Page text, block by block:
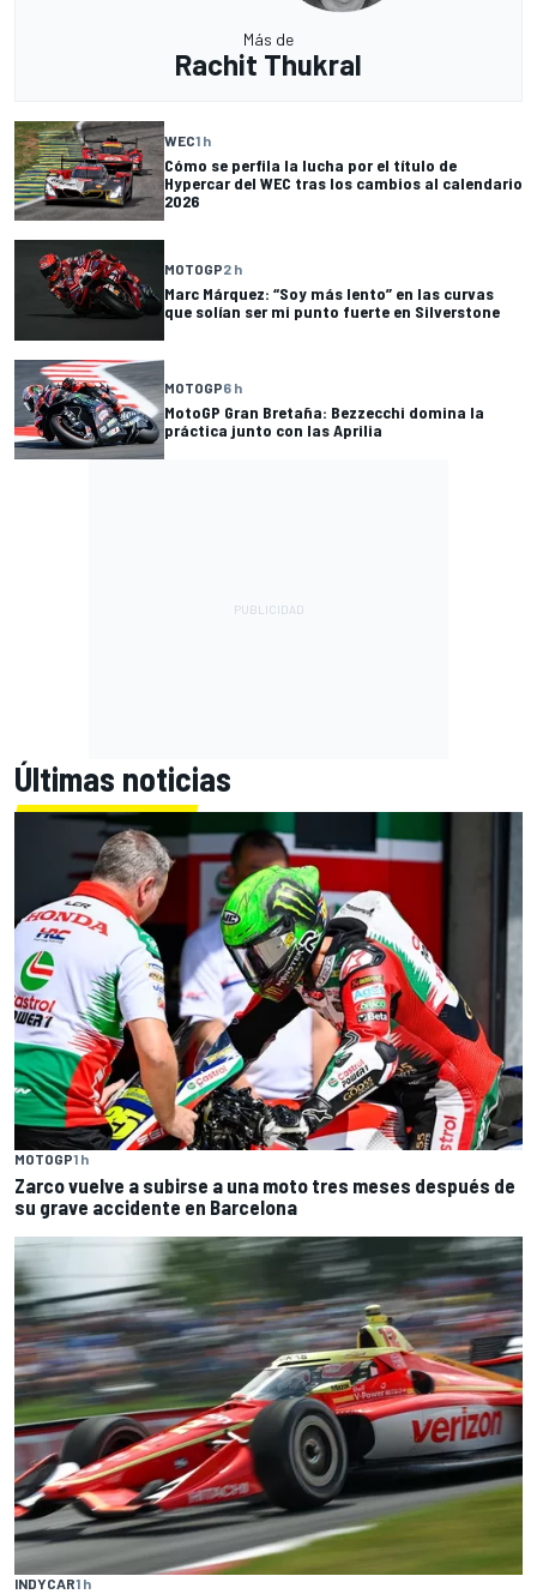
Más de
Rachit Thukral
WEC1 h
Cómo se perfila la lucha por el título de
Hypercar del WEC tras los cambios al calendario
2026
MOTOGP2 h
Marc Márquez: “Soy más lento” en las curvas
que solían ser mi punto fuerte en Silverstone
MOTOGP6 h
MotoGP Gran Bretaña: Bezzecchi domina la
práctica junto con las Aprilia
Últimas noticias
MOTOGP1 h
Zarco vuelve a subirse a una moto tres meses después de
su grave accidente en Barcelona
INDYCAR1 h